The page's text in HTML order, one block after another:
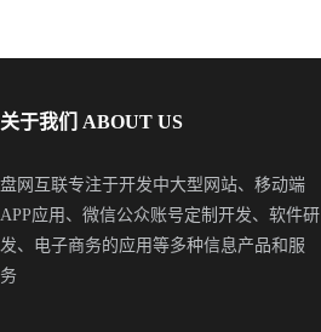
关于我们 ABOUT US
盘网互联专注于开发中大型网站、移动端
APP应用、微信公众账号定制开发、软件研
发、电子商务的应用等多种信息产品和服
务